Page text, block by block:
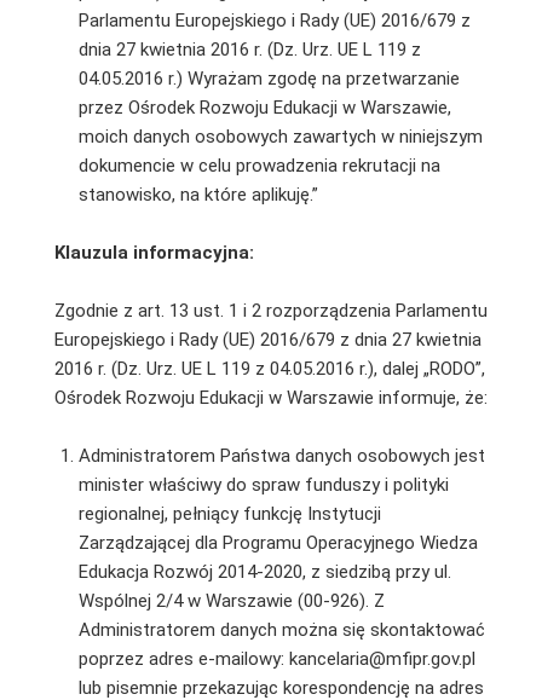
Parlamentu Europejskiego i Rady (UE) 2016/679 z
dnia 27 kwietnia 2016 r. (Dz. Urz. UE L 119 z
04.05.2016 r.) Wyrażam zgodę na przetwarzanie
przez Ośrodek Rozwoju Edukacji w Warszawie,
moich danych osobowych zawartych w niniejszym
dokumencie w celu prowadzenia rekrutacji na
stanowisko, na które aplikuję.”
Klauzula informacyjna:
Zgodnie z art. 13 ust. 1 i 2 rozporządzenia Parlamentu
Europejskiego i Rady (UE) 2016/679 z dnia 27 kwietnia
2016 r. (Dz. Urz. UE L 119 z 04.05.2016 r.), dalej „RODO”,
Ośrodek Rozwoju Edukacji w Warszawie informuje, że:
Administratorem Państwa danych osobowych jest
minister właściwy do spraw funduszy i polityki
regionalnej, pełniący funkcję Instytucji
Zarządzającej dla Programu Operacyjnego Wiedza
Edukacja Rozwój 2014-2020, z siedzibą przy ul.
Wspólnej 2/4 w Warszawie (00-926). Z
Administratorem danych można się skontaktować
poprzez adres e-mailowy: kancelaria@mfipr.gov.pl
lub pisemnie przekazując korespondencję na adres